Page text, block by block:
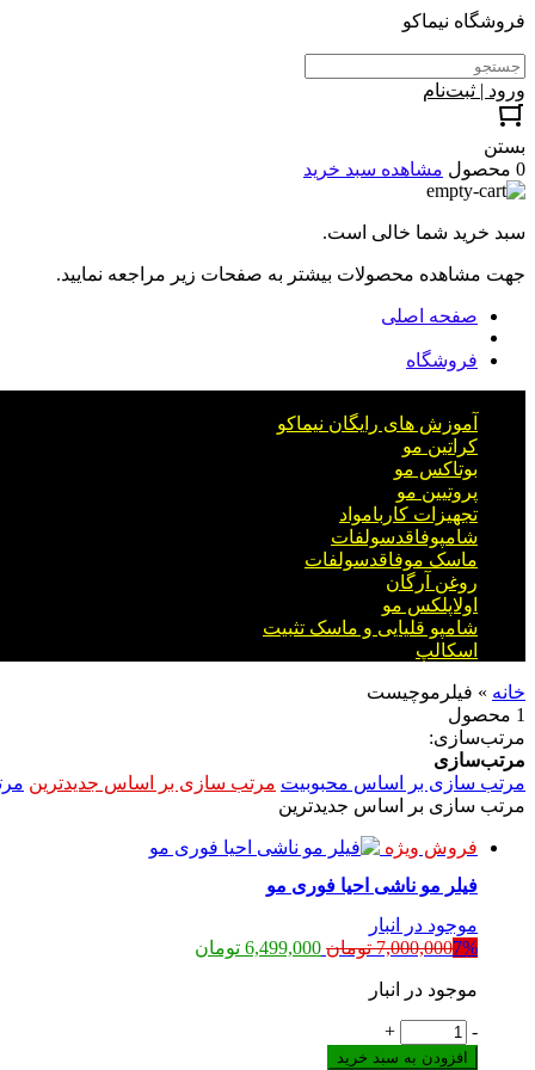
فروشگاه نیماکو
ورود | ثبت‌نام
بستن
0 محصول
مشاهده سبد خرید
سبد خرید شما خالی است.
جهت مشاهده محصولات بیشتر به صفحات زیر مراجعه نمایید.
صفحه اصلی
فروشگاه
آموزش های رایگان نیماکو
کراتین مو
بوتاکس مو
پروتیین مو
تجهیزات کاربامواد
شامپوفاقدسولفات
ماسک موفاقدسولفات
روغن آرگان
اولاپلکس مو
شامپو قلیایی و ماسک تثبیت
اسکالپ
خانه » فیلرموچیست
1 محصول
مرتب‌سازی:
مرتب‌سازی
مرتب سازی بر اساس محبوبیت مرتب سازی بر اساس جدیدترین
مرتب سازی بر اساس جدیدترین
فروش ویژه
فیلر مو ناشی احیا فوری مو
موجود در انبار
7%
7,000,000 تومان قیمت
6,499,000 تومان
موجود در انبار
فیلر
مو
-
+
افزودن به سبد خرید